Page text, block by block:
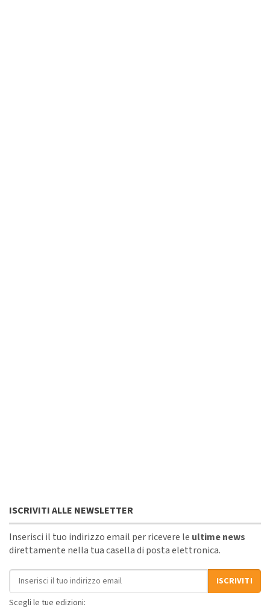
ISCRIVITI ALLE NEWSLETTER
Inserisci il tuo indirizzo email per ricevere le ultime news
direttamente nella tua casella di posta elettronica.
Indirizzo email
ISCRIVITI
Scegli le tue edizioni: